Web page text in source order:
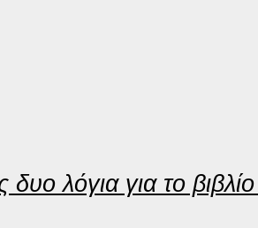
δυο λόγια για το